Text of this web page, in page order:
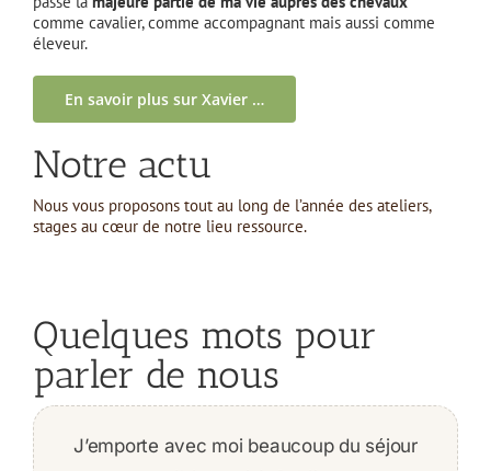
comme cavalier, comme accompagnant mais aussi comme
éleveur.
En savoir plus sur Xavier …
Notre actu
Nous vous proposons tout au long de l’année des ateliers,
stages au cœur de notre lieu ressource.
Quelques mots pour
parler de nous
J’emporte avec moi beaucoup du séjour
J’ai aimé ton approche créative, ta
Merci pour ce très beau moment, j’était à
Je me suis directement sentie à l’aise,